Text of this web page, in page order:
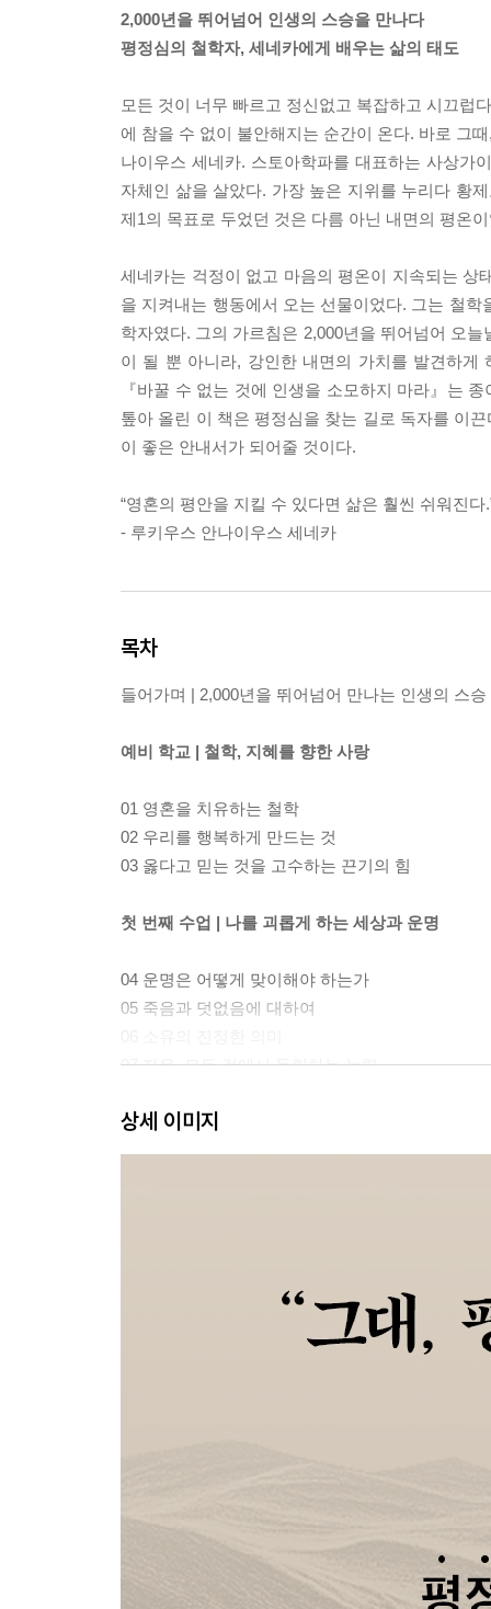
2,000년을 뛰어넘어 인생의 스승을 만나다
평정심의 철학자, 세네카에게 배우는 삶의 태도
모든 것이 너무 빠르고 정신없고 복잡하고 시끄럽
에 참을 수 없이 불안해지는 순간이 온다. 바로 그
나이우스 세네카. 스토아학파를 대표하는 사상가
자체인 삶을 살았다. 가장 높은 지위를 누리다 황
제1의 목표로 두었던 것은 다름 아닌 내면의 평온
세네카는 걱정이 없고 마음의 평온이 지속되는 상
을 지켜내는 행동에서 오는 선물이었다. 그는 철
학자였다. 그의 가르침은 2,000년을 뛰어넘어 오
이 될 뿐 아니라, 강인한 내면의 가치를 발견하게
『바꿀 수 없는 것에 인생을 소모하지 마라』는
톺아 올린 이 책은 평정심을 찾는 길로 독자를 이
이 좋은 안내서가 되어줄 것이다.
“영혼의 평안을 지킬 수 있다면 삶은 훨씬 쉬워진다
- 루키우스 안나이우스 세네카
목차
들어가며 | 2,000년을 뛰어넘어 만나는 인생의 스승
예비 학교 | 철학, 지혜를 향한 사랑
01 영혼을 치유하는 철학
02 우리를 행복하게 만드는 것
03 옳다고 믿는 것을 고수하는 끈기의 힘
첫 번째 수업 | 나를 괴롭게 하는 세상과 운명
04 운명은 어떻게 맞이해야 하는가
05 죽음과 덧없음에 대하여
07 자유, 모든 것에서 독립하는 능력
두 번째 수업 | 나를 가장 흔들리게 하는 ‘나’
12 내가 누구인지 아는 것의 힘
13 불행을 행복으로 바꿀 수 있다
나오며 | 그대, 자기 자신을 행복하게 하라!
상세 이미지